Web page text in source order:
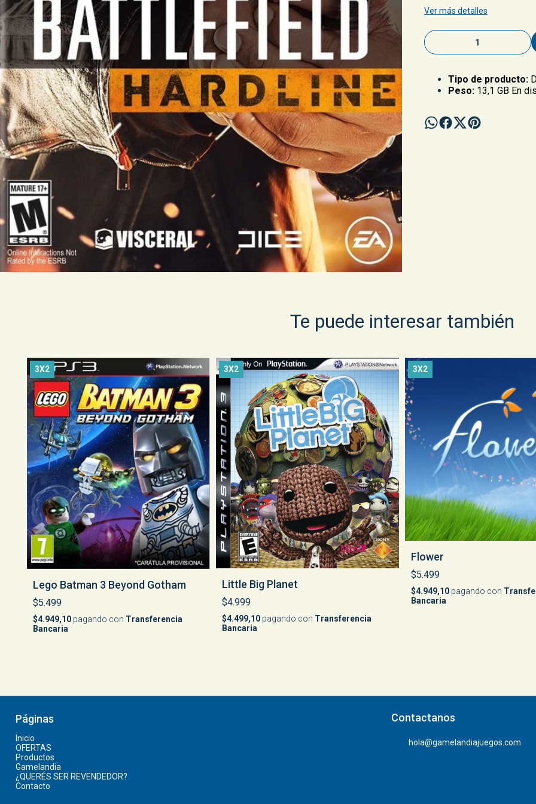
Ver más detalles
Tipo de producto:
Peso: 13,1 GB En
Te puede interesar también
3X2
Lego Batman 3 Beyond Gotham
$5.499
$4.949,10 pagando con Transferencia
Bancaria
3X2
Little Big Planet
$4.999
$4.499,10 pagando con Transferencia
Bancaria
3X2
Flower
$5.499
$4.949,10 pagando con
Bancaria
Páginas
Inicio
OFERTAS
Productos
Gamelandia
¿QUERÉS SER REVENDEDOR?
Contacto
Contactanos
hola@gamelandiajuegos.com